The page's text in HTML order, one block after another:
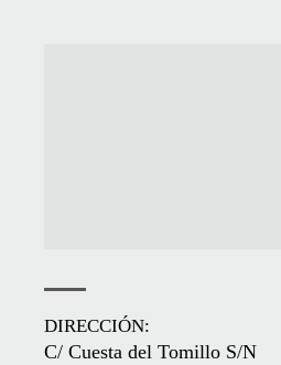
DIRECCIÓN:
C/ Cuesta del Tomillo S/N